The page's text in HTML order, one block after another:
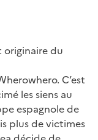
originaire du
C’est
les siens au
espagnole de
plus de victimes